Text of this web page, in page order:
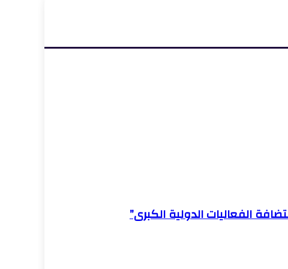
الفعاليات الدولية الكبرى”